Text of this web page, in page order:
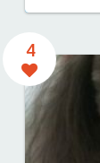
4